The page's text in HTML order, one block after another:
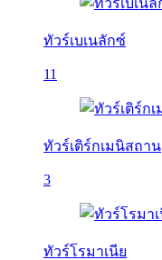
ทัวร์เบเนลักซ์
11
ทัวร์เติร์กเมนิสถาน
3
ทัวร์โรมาเนีย